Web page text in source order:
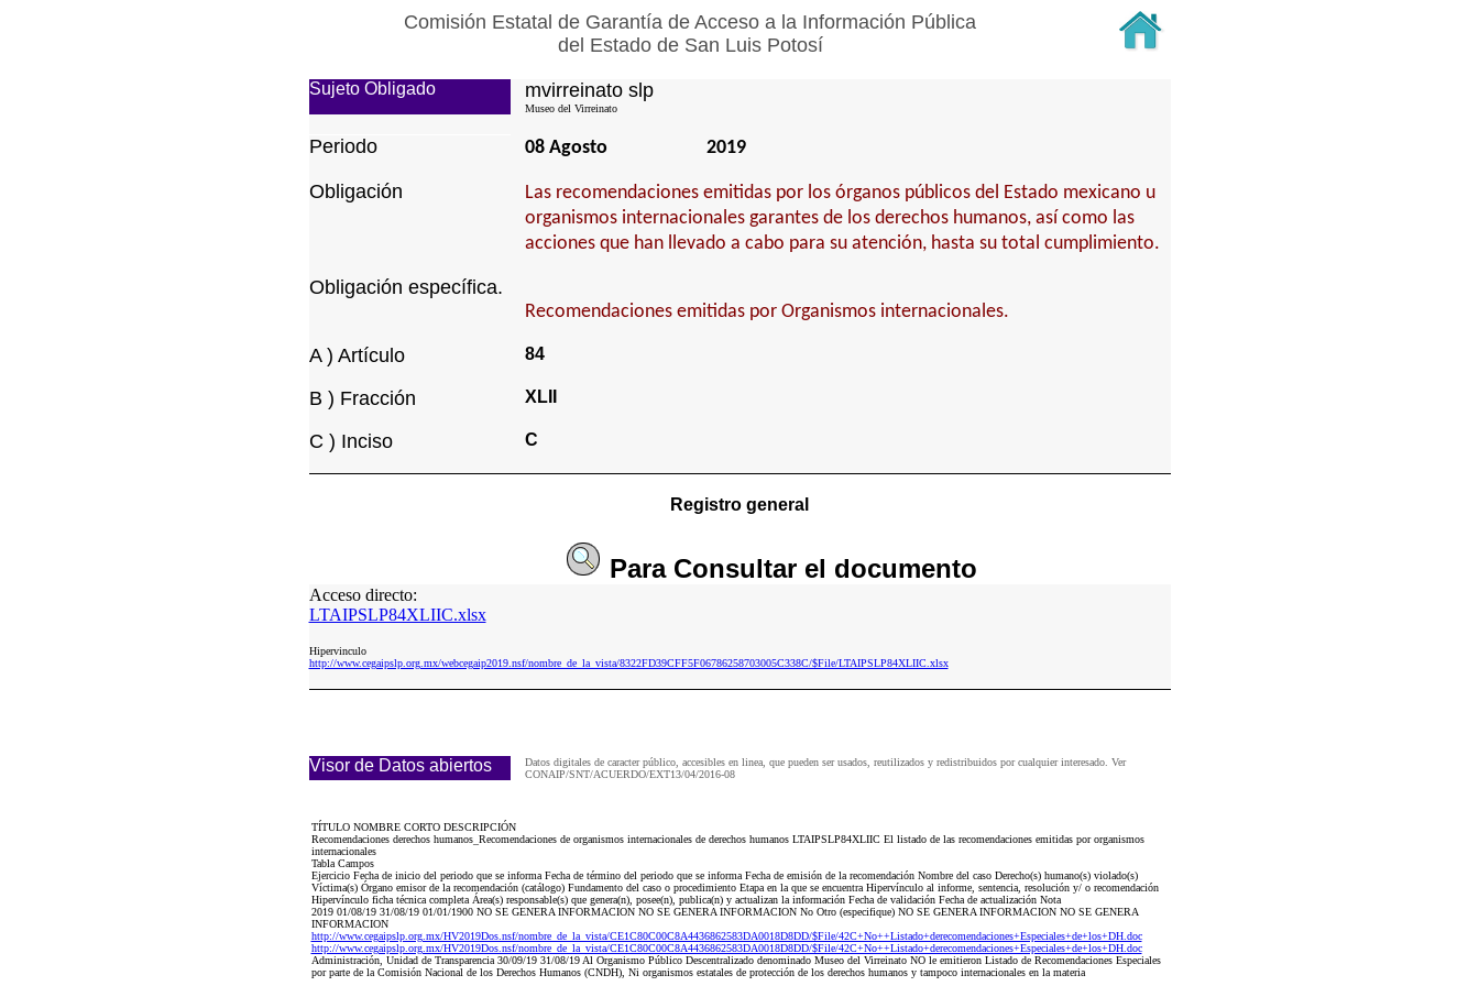
Comisión Estatal de Garantía de Acceso a la Información Pública
del Estado de San Luis Potosí
Sujeto Obligado mvirreinato slp
Museo del Virreinato
Periodo 08 Agosto 2019
Obligación
Las recomendaciones emitidas por los órganos públicos del Estado mexicano u
organismos internacionales garantes de los derechos humanos, así como las
acciones que han llevado a cabo para su atención, hasta su total cumplimiento.
Obligación específica.
Recomendaciones emitidas por Organismos internacionales.
A ) Artículo 84
B ) Fracción XLII
C ) Inciso C
Registro general
Para Consultarel documento
Acceso directo:
LTAIPSLP84XLIIC.xlsx
Hipervinculo
http://www.cegaipslp.org.mx/webcegaip2019.nsf/nombre_de_la_vista/8322FD39CFF5F06786258703005C338C/$File/LTAIPSLP84XLIIC.xlsx
Visor de Datos abiertos
Datos digitales de caracter público, accesibles en linea, que pueden ser usados, reutilizados y redistribuidos por cualquier interesado. Ver
CONAIP/SNT/ACUERDO/EXT13/04/2016-08
TÍTULO NOMBRE CORTO DESCRIPCIÓN
Recomendaciones derechos humanos_Recomendaciones de organismos internacionales de derechos humanos LTAIPSLP84XLIIC El listado de las recomendaciones emitidas por organismos
internacionales
Tabla Campos
Ejercicio Fecha de inicio del periodo que se informa Fecha de término del periodo que se informa Fecha de emisión de la recomendación Nombre del caso Derecho(s) humano(s) violado(s)
Víctima(s) Órgano emisor de la recomendación (catálogo) Fundamento del caso o procedimiento Etapa en la que se encuentra Hipervínculo al informe, sentencia, resolución y/ o recomendación
Hipervínculo ficha técnica completa Área(s) responsable(s) que genera(n), posee(n), publica(n) y actualizan la información Fecha de validación Fecha de actualización Nota
2019 01/08/19 31/08/19 01/01/1900 NO SE GENERA INFORMACION NO SE GENERA INFORMACION No Otro (especifique) NO SE GENERA INFORMACION NO SE GENERA
INFORMACION
http://www.cegaipslp.org.mx/HV2019Dos.nsf/nombre_de_la_vista/CE1C80C00C8A4436862583DA0018D8DD/$File/42C+No++Listado+derecomendaciones+Especiales+de+los+DH.doc
http://www.cegaipslp.org.mx/HV2019Dos.nsf/nombre_de_la_vista/CE1C80C00C8A4436862583DA0018D8DD/$File/42C+No++Listado+derecomendaciones+Especiales+de+los+DH.doc
Administración, Unidad de Transparencia 30/09/19 31/08/19 Al Organismo Público Descentralizado denominado Museo del Virreinato NO le emitieron Listado de Recomendaciones Especiales
por parte de la Comisión Nacional de los Derechos Humanos (CNDH), Ni organismos estatales de protección de los derechos humanos y tampoco internacionales en la materia